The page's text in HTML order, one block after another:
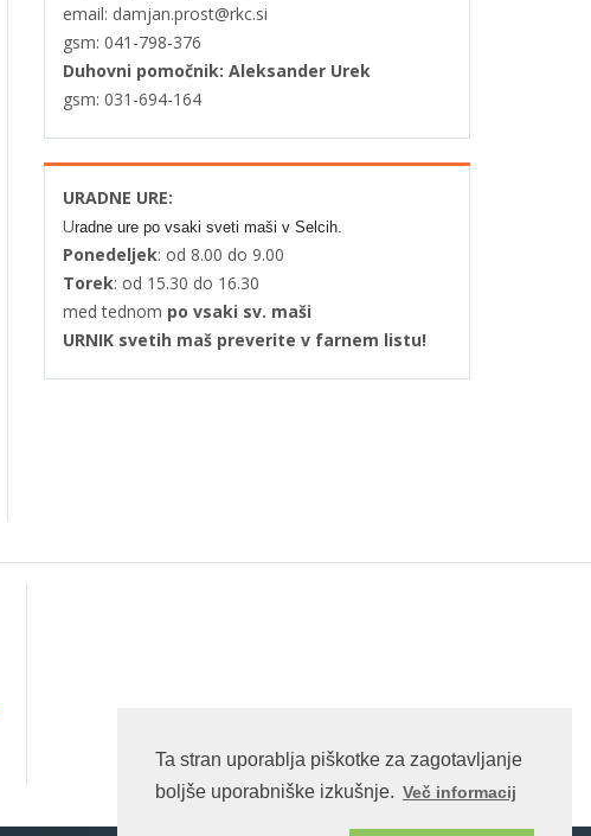
Ta stran uporablja piškotke za zagotavljanje
boljše uporabniške izkušnje. Več informacij
email: damjan.prost@rkc.si
gsm: 041-798-376
Duhovni pomočnik: Aleksander Urek
gsm: 031-694-164
URADNE URE:
Uradne ure po vsaki sveti maši v Selcih.
Ponedeljek: od 8.00 do 9.00
Torek: od 15.30 do 16.30
med tednom po vsaki sv. maši
URNIK svetih maš preverite v farnem listu!